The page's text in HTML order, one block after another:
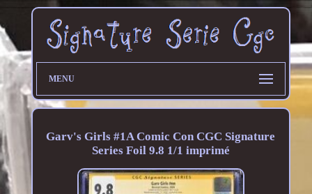
MENU
Garv's Girls #1A Comic Con CGC Signature
Series Foil 9.8 1/1 imprimé